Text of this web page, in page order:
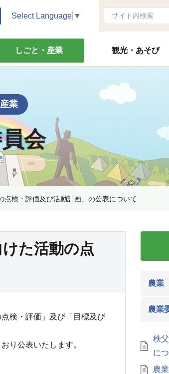
しごと・産業 観光・あそび
Select Language ▼
業
会
検・評価及び活動計画」の公表について
た活動の点
検・評価」及び「目標及び
り公表いたします。
農業
農業
秩
に
農